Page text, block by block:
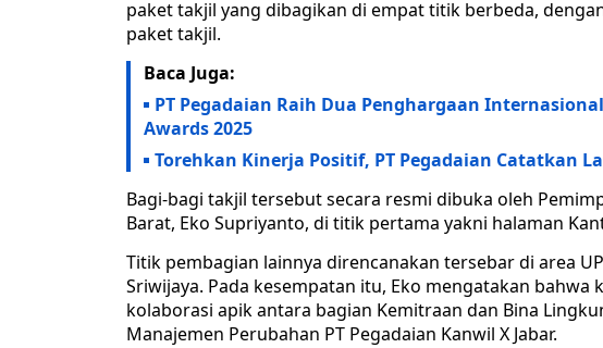
paket takjil yang dibagikan di empat titik berbeda,
paket takjil.
Baca Juga:
PT Pegadaian Raih Dua Penghargaan
Awards 2025
Torehkan Kinerja Positif, PT Pegadaian Catatkan
Bagi-bagi takjil tersebut secara resmi dibuka oleh
Barat, Eko Supriyanto, di titik pertama yakni halaman
Titik pembagian lainnya direncanakan tersebar di area
Sriwijaya. Pada kesempatan itu, Eko mengatakan bahwa
kolaborasi apik antara bagian Kemitraan dan Bina
Manajemen Perubahan PT Pegadaian Kanwil X Jabar.